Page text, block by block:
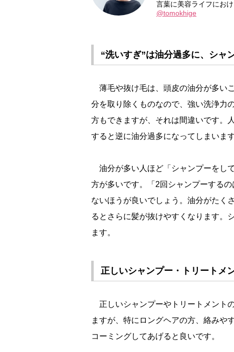
言葉に美容ライフにお
@tomokhige
“洗いすぎ”は油分過多に、シャ
薄毛や抜け毛は、頭皮の油分が多い
分を取り除くものなので、強い洗浄力
方もできますが、それは間違いです。
すると逆に油分過多になってしまいます
油分が多い人ほど「シャンプーをし
方が多いです。「2回シャンプーする
ないほうが良いでしょう。油分がたく
るとさらに髪が抜けやすくなります。
ます。
正しいシャンプー・トリートメ
正しいシャンプーやトリートメント
ますが、特にロングヘアの方、絡みや
コーミングしてあげると良いです。